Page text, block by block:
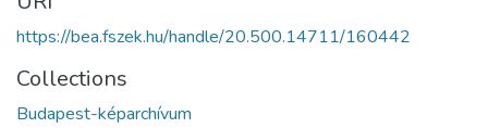
https://bea.fszek.hu/handle/20.500.14711/160442
Collections
Budapest-képarchívum